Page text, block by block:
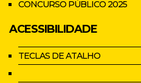
CONCURSO PÚBLICO 2025
ACESSIBILIDADE
TECLAS DE ATALHO